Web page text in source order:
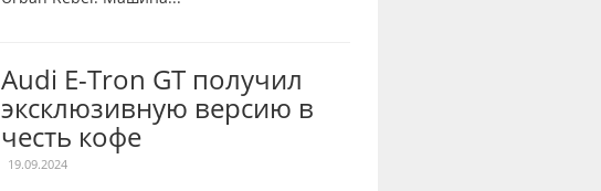
Audi E-Tron GT получил
эксклюзивную версию в
честь кофе
19.09.2024